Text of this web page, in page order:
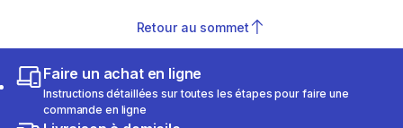
Retour au sommet
Faire un achat en ligne
Instructions détaillées sur toutes les étapes pour faire une
commande en ligne